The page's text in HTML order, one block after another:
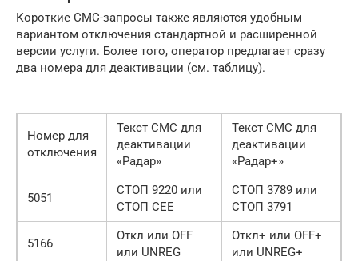
Короткие СМС-запросы также являются удобным
вариантом отключения стандартной и расширенной
версии услуги. Более того, оператор предлагает сразу
два номера для деактивации (см. таблицу).
Номер для
отключения
Текст СМС для
деактивации
«Радар»
Текст СМС для
деактивации
«Радар+»
5051
СТОП 9220 или
СТОП СЕЕ
СТОП 3789 или
СТОП 3791
5166
Откл или OFF
или UNREG
Откл+ или OFF+
или UNREG+